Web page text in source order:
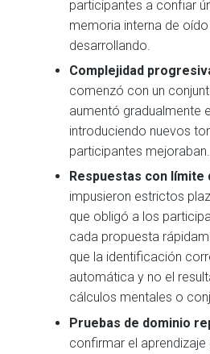
participantes a confiar
memoria interna de
desarrollando.
Complejidad
comenzó con un
aumentó gradualmente
introduciendo nuevos
participantes mejoraban.
Respuestas con límite
impusieron estrictos
que obligó a los
cada propuesta
que la identificación
automática y no el
cálculos mentales o
Pruebas de dominio
confirmar el aprendizaje